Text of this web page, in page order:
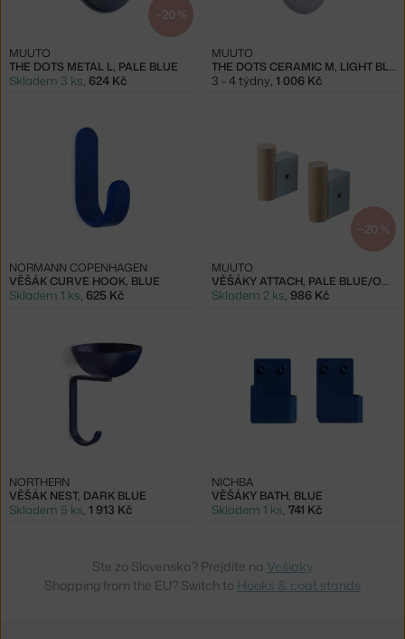
−20 %
THE DOTS METAL L, PALE BLUE
MUUTO
Skladem 3 ks, 624 Kč
THE DOTS CERAMIC M, LIGHT BLUE
MUUTO
3 - 4 týdny, 1 006 Kč
VĚŠÁK CURVE HOOK, BLUE
NORMANN COPENHAGEN
Skladem 1 ks, 625 Kč
−20 %
VĚŠÁKY ATTACH, PALE BLUE/OAK
MUUTO
Skladem 2 ks, 986 Kč
VĚŠÁK NEST, DARK BLUE
NORTHERN
Skladem 5 ks, 1 913 Kč
VĚŠÁKY BATH, BLUE
NICHBA
Skladem 1 ks, 741 Kč
Ste zo Slovenska? Prejdite na Vešiaky
Shopping from the EU? Switch to Hooks & coat stands